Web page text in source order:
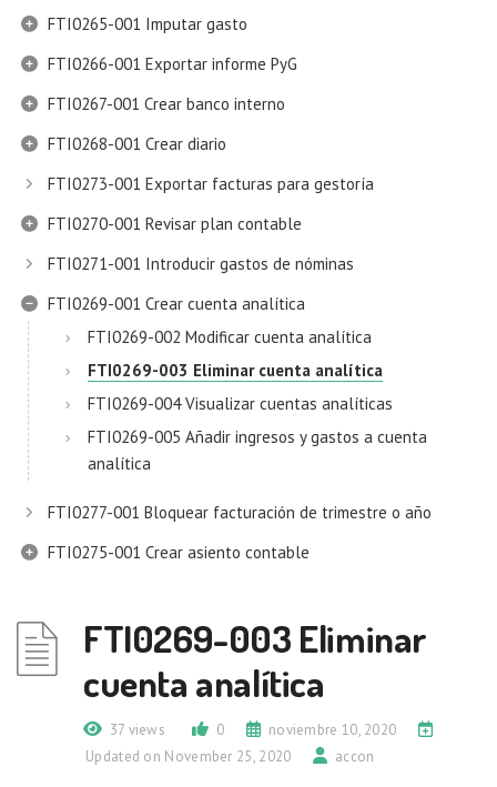
FTI0265-001 Imputar gasto
FTI0266-001 Exportar informe PyG
FTI0267-001 Crear banco interno
FTI0268-001 Crear diario
FTI0273-001 Exportar facturas para gestoría
FTI0270-001 Revisar plan contable
FTI0271-001 Introducir gastos de nóminas
FTI0269-001 Crear cuenta analítica
FTI0269-002 Modificar cuenta analítica
FTI0269-003 Eliminar cuenta analítica
FTI0269-004 Visualizar cuentas analíticas
FTI0269-005 Añadir ingresos y gastos a cuenta
analítica
FTI0277-001 Bloquear facturación de trimestre o año
FTI0275-001 Crear asiento contable
FTI0269-003 Eliminar
cuenta analítica
37 views 0
noviembre 10, 2020
Updated on November 25, 2020
accon